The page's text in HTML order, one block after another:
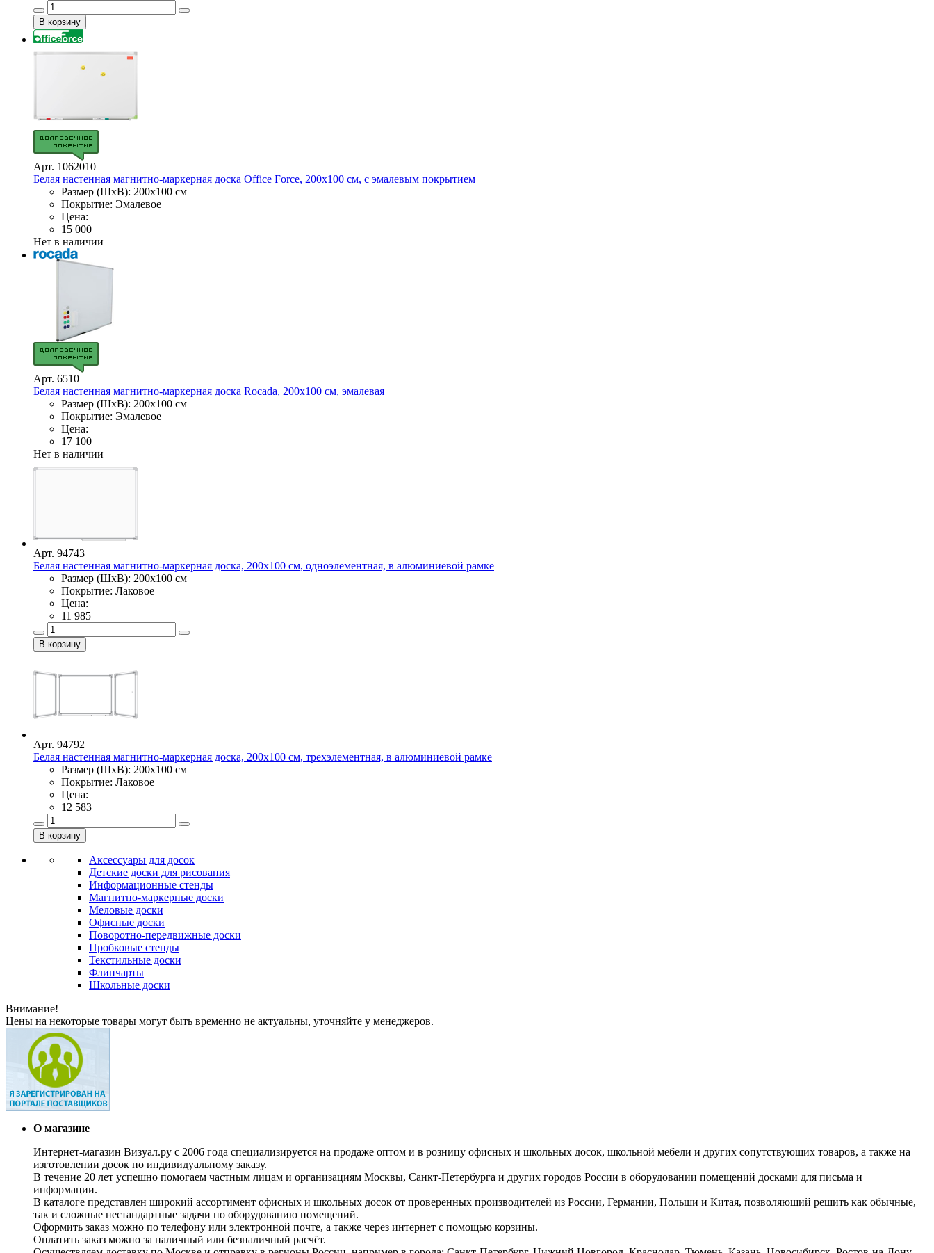
Арт. 1062010
Белая настенная магнитно-маркерная доска Office Force, 200х100 см, с эмалевым покрытием
Размер (ШхВ): 200х100 см
Покрытие: Эмалевое
Цена:
15 000
Нет в наличии
Арт. 6510
Белая настенная магнитно-маркерная доска Rocada, 200х100 см, эмалевая
Размер (ШхВ): 200х100 см
Покрытие: Эмалевое
Цена:
17 100
Нет в наличии
Арт. 94743
Белая настенная магнитно-маркерная доска, 200х100 см, одноэлементная, в алюминиевой рамке
Размер (ШхВ): 200х100 см
Покрытие: Лаковое
Цена:
11 985
Арт. 94792
Белая настенная магнитно-маркерная доска, 200х100 см, трехэлементная, в алюминиевой рамке
Размер (ШхВ): 200х100 см
Покрытие: Лаковое
Цена:
12 583
Аксессуары для досок
Детские доски для рисования
Информационные стенды
Магнитно-маркерные доски
Меловые доски
Офисные доски
Поворотно-передвижные доски
Пробковые стенды
Текстильные доски
Флипчарты
Школьные доски
Внимание!
Цены на некоторые товары могут быть временно не актуальны, уточняйте у менеджеров.
О магазине
Интернет-магазин Визуал.ру с 2006 года специализируется на продаже оптом и в розницу офисных и школьных досок, школьной мебели и других сопутствующих товаров, а также на
изготовлении досок по индивидуальному заказу.
В течение 20 лет успешно помогаем частным лицам и организациям Москвы, Санкт-Петербурга и других городов России в оборудовании помещений досками для письма и
информации.
В каталоге представлен широкий ассортимент офисных и школьных досок от проверенных производителей из России, Германии, Польши и Китая, позволяющий решить как обычные,
так и сложные нестандартные задачи по оборудованию помещений.
Оформить заказ можно по телефону или электронной почте, а также через интернет с помощью корзины.
Оплатить заказ можно за наличный или безналичный расчёт.